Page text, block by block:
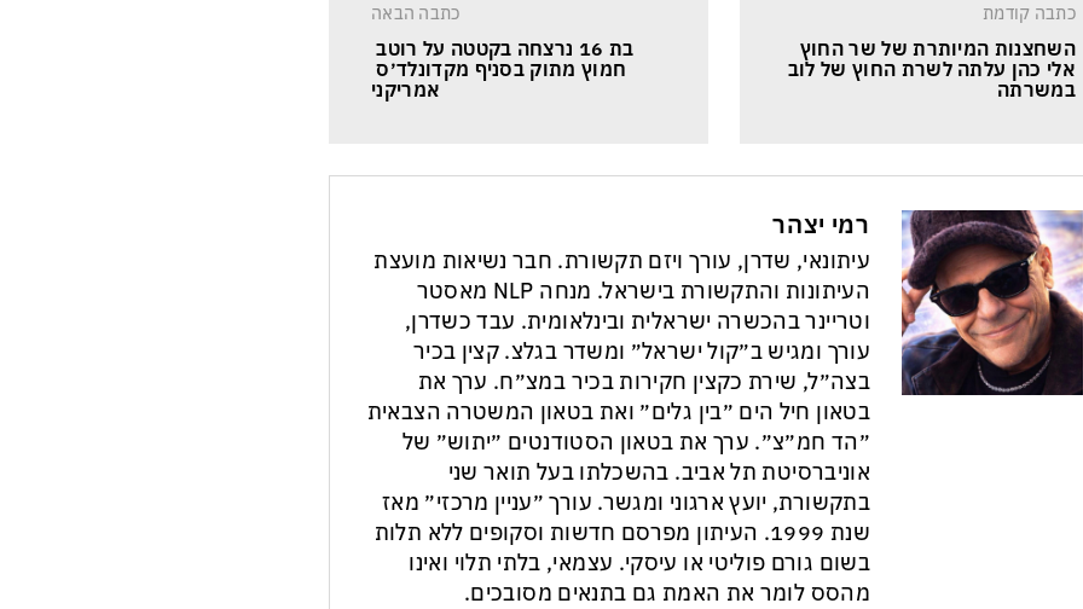
כתבה קודמת
השחצנות המיותרת של שר החוץ
אלי כהן עלתה לשרת החוץ של לוב
במשרתה
כתבה הבאה
בת 16 נרצחה בקטטה על רוטב
חמוץ מתוק בסניף מקדונלד׳ס
אמריקני
רמי יצהר
עיתונאי, שדרן, עורך ויזם תקשורת. חבר נשיאות מועצת
העיתונות והתקשורת בישראל. מנחה NLP מאסטר
וטריינר בהכשרה ישראלית ובינלאומית. עבד כשדרן,
עורך ומגיש ב״קול ישראל״ ומשדר בגלצ. קצין בכיר
בצה״ל, שירת כקצין חקירות בכיר במצ״ח. ערך את
בטאון חיל הים ״בין גלים״ ואת בטאון המשטרה הצבאית
״הד חמ״צ״. ערך את בטאון הסטודנטים ״יתוש״ של
אוניברסיטת תל אביב. בהשכלתו בעל תואר שני
בתקשורת, יועץ ארגוני ומגשר. עורך ״עניין מרכזי״ מאז
שנת 1999. העיתון מפרסם חדשות וסקופים ללא תלות
בשום גורם פוליטי או עיסקי. עצמאי, בלתי תלוי ואינו
מהסס לומר את האמת גם בתנאים מסובכים.